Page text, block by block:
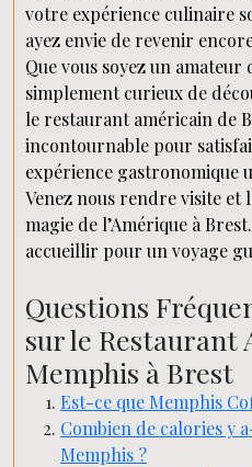
votre expérience culinaire
ayez envie de revenir
Que vous soyez un amateur
simplement curieux de
le restaurant américain de
incontournable pour
expérience gastronomique
Venez nous rendre visite et
magie de l’Amérique à
accueillir pour un voyage
Questions
sur le Restaurant
Memphis à Brest
Est-ce que Memphis
Combien de calories y
Memphis ?